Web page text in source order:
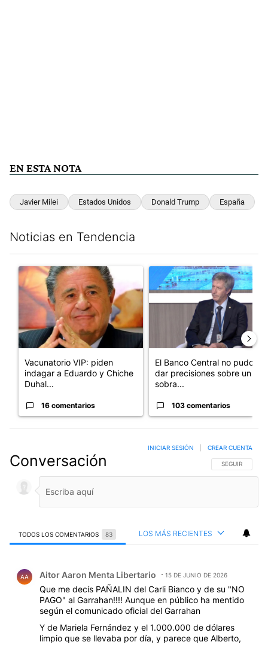
EN ESTA NOTA
Javier Milei Estados Unidos Donald Trump España
Noticias en Tendencia
Un artículo de tendencia con el título "Vacunatorio VIP: piden
Vacunatorio VIP: piden
indagar a Eduardo y Chiche
Duhal...
16 comentarios
Un artículo de tendencia
El Banco Central no pudo
dar precisiones sobre un
sobra...
103 comentarios
Conversación SIGA ESTA
SEGUIR
INICIAR SESIÓN CREAR CUENTA
TODOS LOS COMENTARIOS 83 LOS MÁS RECIENTES
AA Aitor Aaron Menta Libertario 15 DE JUNIO DE 2026
Que me decís PAÑALIN del Carli Bianco y de su "NO
PAGO" al Garrahan!!!! Aunque en público ha mentido
según el comunicado oficial del Garrahan
Y de Mariela Fernández y el 1.000.000 de dólares
limpio que se llevaba por día, y parece que Alberto,